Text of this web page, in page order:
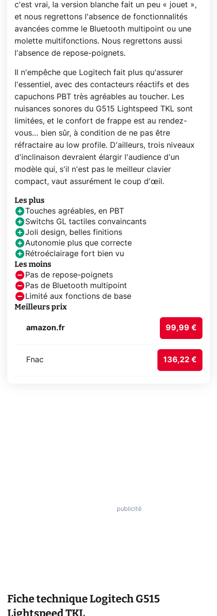
c'est vrai, la version blanche fait un peu « jouet »,
et nous regrettons l'absence de fonctionnalités
avancées comme le Bluetooth multipoint ou une
molette multifonctions. Nous regrettons aussi
l'absence de repose-poignets.
Il n'empêche que Logitech fait plus qu'assurer
l'essentiel, avec des contacteurs réactifs et des
capuchons PBT très agréables au toucher. Les
nuisances sonores du G515 Lightspeed TKL sont
limitées, et le confort de frappe est au rendez-
vous… bien sûr, à condition de ne pas être
réfractaire au low profile. D'ailleurs, trois niveaux
d'inclinaison devraient élargir l'audience d'un
modèle qui, s'il n'est pas le meilleur clavier
compact, vaut assurément le coup d'œil.
Les plus
Touches agréables, en PBT
Switchs GL tactiles convaincants
Joli design, belles finitions
Autonomie plus que correcte
Rétroéclairage fort bien vu
Les moins
Pas de repose-poignets
Pas de Bluetooth multipoint
Limité aux fonctions de base
Meilleurs prix
amazon.fr 99,99 €
Fnac 136,22 €
Fiche techniqueLogitech G515
Lightspeed TKL